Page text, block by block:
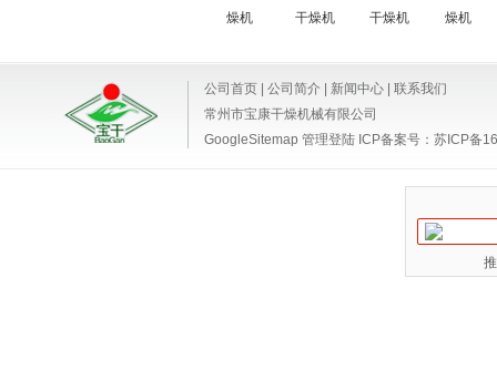
燥机
干燥机
干燥机
燥机
公司首页 公司简介 新闻中心
联系我们
常州市宝康干燥机械有限公司
GoogleSitemap 管理登陆 ICP备案号： 苏ICP备